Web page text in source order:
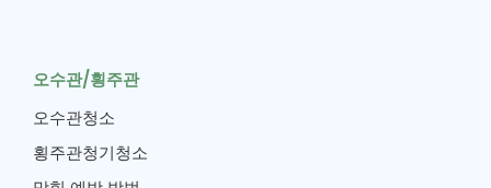
오수관/횡주관
오수관청소
횡주관청기청소